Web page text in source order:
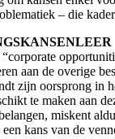
– die
aan de overige
zijn oorsprong in
te maken aan
miskent
kans van de